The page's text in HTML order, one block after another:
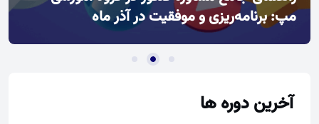
مپ: برنامه‌ریزی و موفقیت در آذر ماه
آخرین دوره ها